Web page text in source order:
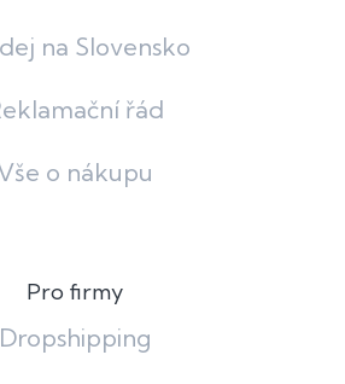
na Slovensko
řád
o nákupu
Pro firmy
Dropshipping